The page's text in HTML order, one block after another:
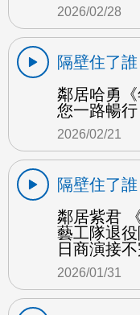
2026/02/28
隔壁住了誰
鄰居哈勇
您一路暢
2026/02/21
隔壁住了誰
鄰居紫君
藝工隊退
日商演接
2026/01/31